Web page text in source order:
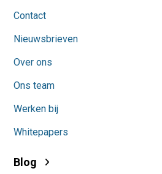
Contact
Nieuwsbrieven
Over ons
Ons team
Werken bij
Whitepapers
Blog